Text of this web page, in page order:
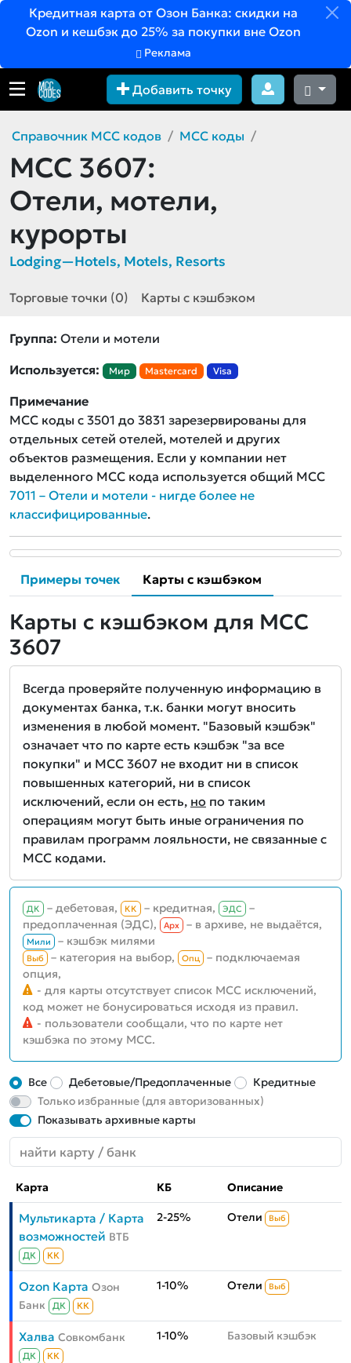
Кредитная карта от Озон Банка: скидки на
Ozon и кешбэк до 25% за покупки вне Ozon
Реклама
Добавить точку
Справочник MCC кодов MCC коды
MCC 3607:
Отели, мотели,
курорты
Lodging—Hotels, Motels, Resorts
Торговые точки (0) Карты с кэшбэком
Группа: Отели и мотели
Используется:
Мир Mastercard Visa
Примечание
MCC коды с 3501 до 3831 зарезервированы для
отдельных сетей отелей, мотелей и других
объектов размещения. Если у компании нет
выделенного MCC кода используется общий MCC
7011 – Отели и мотели - нигде более не
классифицированные.
Примеры точек Карты с кэшбэком
Карты с кэшбэком для MCC
3607
Всегда проверяйте полученную информацию в
документах банка, т.к. банки могут вносить
изменения в любой момент. "Базовый кэшбэк"
означает что по карте есть кэшбэк "за все
покупки" и MCC 3607 не входит ни в список
повышенных категорий, ни в список
исключений, если он есть, но по таким
операциям могут быть иные ограничения по
правилам программ лояльности, не связанные с
MCC кодами.
ДК – дебетовая, КК – кредитная, ЭДС
–
предоплаченная (ЭДС),
Aрх – в архиве, не выдаётся,
Мили – кэшбэк милями
Выб – категория на выбор, Опц
– подключаемая
опция,
- для карты отсутствует список MCC исключений,
код может не бонусироваться исходя из правил.
- пользователи сообщали, что по карте нет
кэшбэка по этому MCC.
Все Дебетовые/Предоплаченные
Кредитные
Только избранные (для авторизованных)
Показывать архивные карты
Карта КБ Описание
Мультикарта / Карта
возможностей ВТБ
ДК КК
2-25% Отели Выб
Ozon Карта Озон
Банк
ДК КК
1-10% Отели Выб
Халва Совкомбанк
ДК КК
1-10% Базовый кэшбэк